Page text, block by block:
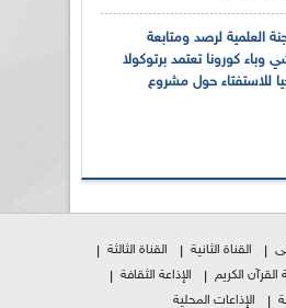
العلمية لرصد ومتابعة
وباء كورونا تعتمد برتوكولا
للاستفتاء حول مشروع
القناة الثانية
القناة الثالثة
القرآن الكريم
الإذاعة الثقافة
الإذاعات المحلية